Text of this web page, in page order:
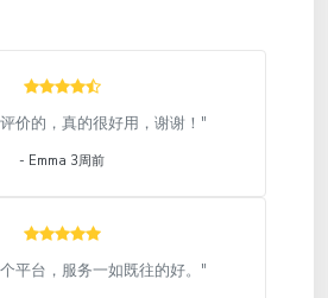
价的，真的很好用，谢谢！"
- Emma 3周前
平台，服务一如既往的好。"